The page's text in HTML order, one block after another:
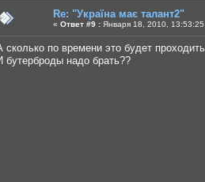
Re: "Україна має талант2"
« Ответ #9 : Января 18, 2010,
сколько по времени это будет
бутерброды надо брать??